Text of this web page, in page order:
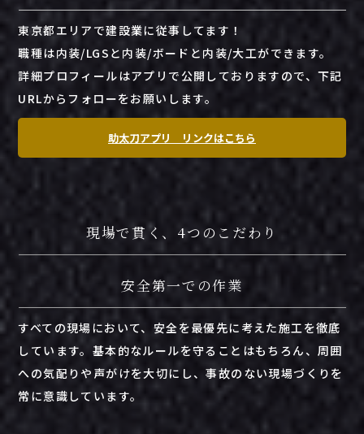
東京都エリアで建設業に従事してます！
職種は内装/LGSと内装/ボードと内装/大工ができます。
詳細プロフィールはアプリで公開しておりますので、下記
URLからフォローをお願いします。
助太刀アプリ リンクはこちら
現場で貫く、4つのこだわり
安全第一での作業
すべて の現場において、 安全を最優先に 考えた施工 を徹底
し てい ます。 基本的なルールを守る こと はもちろん、周囲
への気配り や 声がけを大切にし、事故の ない現場づくり を
常に意識 してい ます。